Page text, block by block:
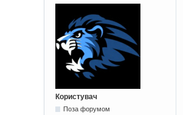
Користувач
Поза форумом